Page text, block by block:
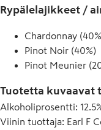
Rypälelajikkeet /
Chardonnay
Pinot Noir (40%)
Pinot Meunier
Tuotetta kuvaavat
Alkoholiprosentti:
Viinin tuottaja: Earl F